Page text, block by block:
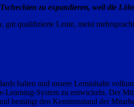
zu expandieren, weil die
qualifizierte Leute, meist
halten und unsere Lerninhalte
Learning-System zu entwickeln. Der
bestätigt den Kenntnisstand der